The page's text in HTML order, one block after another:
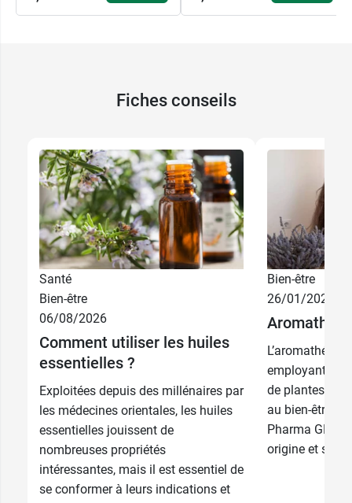
10 ml
30 ml 9,99 €
Fiches conseils
Santé
Bien-être
06/08/2026
Comment utiliser les huiles
essentielles ?
Exploitées depuis des millénaires par
les médecines orientales, les huiles
essentielles jouissent de
nombreuses propriétés
intéressantes, mais il est essentiel de
se conformer à leurs indications et
Bien-être
26/01/2026
employant
de plantes
au bien-être
Pharma GDD
origine et ses